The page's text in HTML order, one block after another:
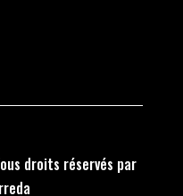
droits réservés par